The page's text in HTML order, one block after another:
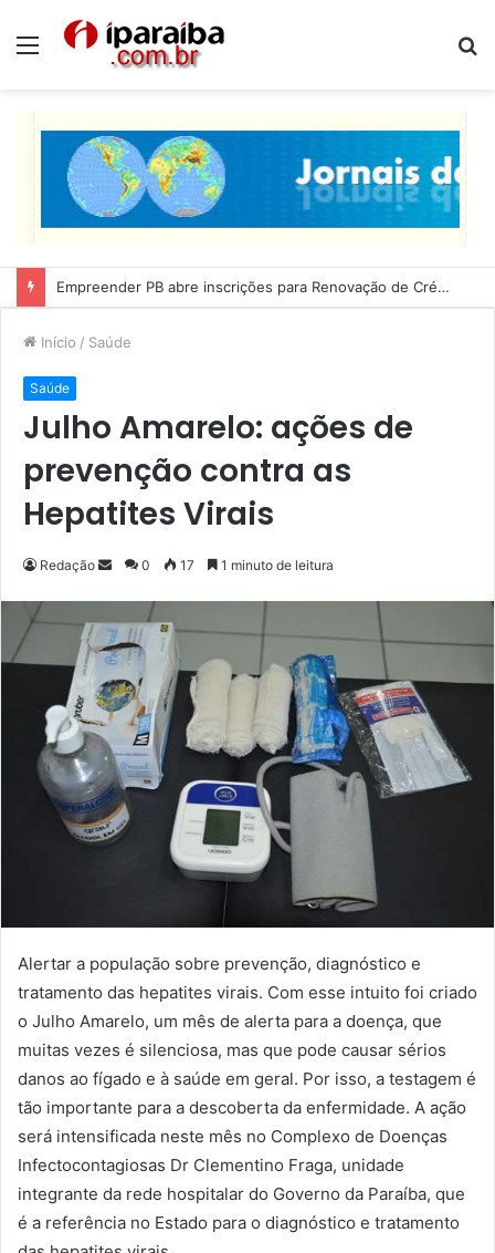
Menu
Lucas Ribeiro inspeciona obras da última etapa do Centro de Convenções
Início / Saúde
Saúde
Julho Amarelo: ações de
prevenção contra as
Hepatites Virais
Redação
d
u
m
e
-
m
a
0 17 1 minuto de leitura
Alertar a população sobre prevenção, diagnóstico e
tratamento das hepatites virais. Com esse intuito foi criado
o Julho Amarelo, um mês de alerta para a doença, que
muitas vezes é silenciosa, mas que pode causar sérios
danos ao fígado e à saúde em geral. Por isso, a testagem é
tão importante para a descoberta da enfermidade. A ação
será intensificada neste mês no Complexo de Doenças
Infectocontagiosas Dr Clementino Fraga, unidade
integrante da rede hospitalar do Governo da Paraíba, que
é a referência no Estado para o diagnóstico e tratamento